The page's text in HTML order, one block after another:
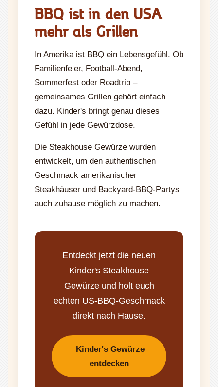
BBQ ist in den USA
mehr als Grillen
In Amerika ist BBQ ein Lebensgefühl. Ob
Familienfeier, Football-Abend,
Sommerfest oder Roadtrip –
gemeinsames Grillen gehört einfach
dazu. Kinder's bringt genau dieses
Gefühl in jede Gewürzdose.
Die Steakhouse Gewürze wurden
entwickelt, um den authentischen
Geschmack amerikanischer
Steakhäuser und Backyard-BBQ-Partys
auch zuhause möglich zu machen.
Entdeckt jetzt die neuen
Kinder's Steakhouse
Gewürze und holt euch
echten US-BBQ-Geschmack
direkt nach Hause.
Kinder's Gewürze
entdecken